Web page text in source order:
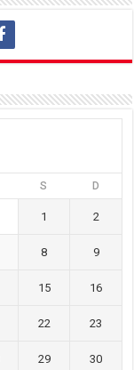
S D
1 2
8 9
15 16
22 23
29 30